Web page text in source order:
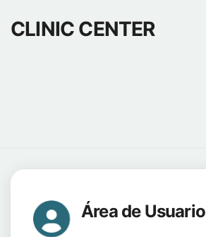
CLINIC CENTER
Área de Usuario